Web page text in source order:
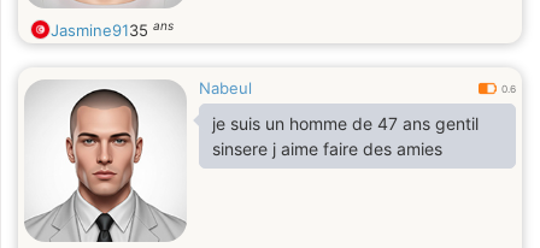
Jasmine9135 ans
Nabeul 0.6
je suis un homme de 47 ans gentil
sinsere j aime faire des amies